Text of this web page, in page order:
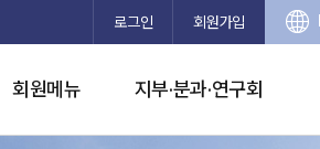
로그인 회원가입
회원메뉴 지부·분과·연구회